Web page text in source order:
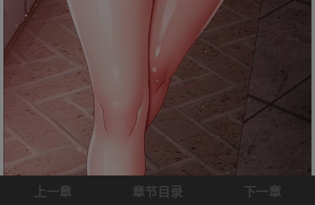
上一章 章节目录 下一章